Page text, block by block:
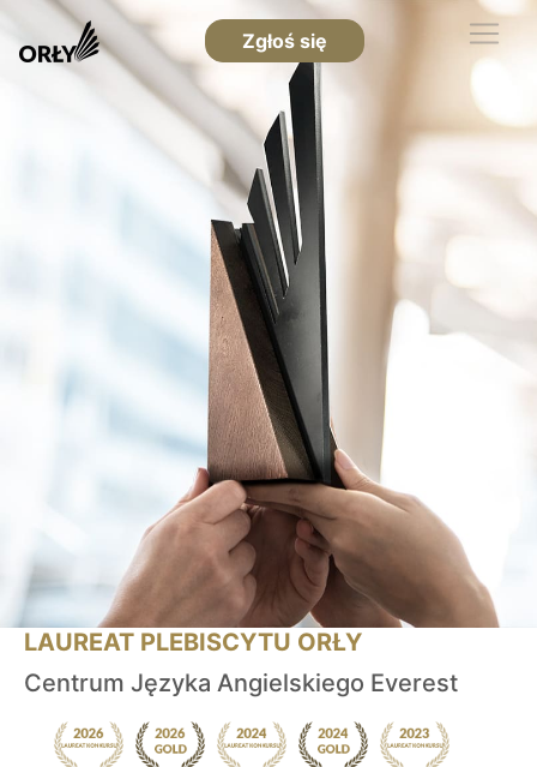
Zgłoś się
LAUREAT PLEBISCYTU ORŁY
Centrum Języka Angielskiego Everest